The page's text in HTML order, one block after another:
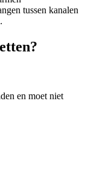
tussen kanalen
en moet niet